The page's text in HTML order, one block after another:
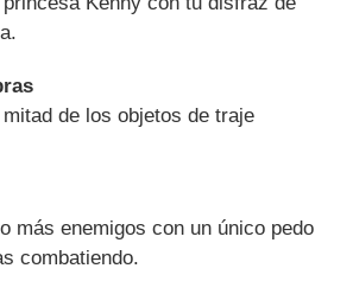
de los objetos de traje
más enemigos con un único pedo
combatiendo.